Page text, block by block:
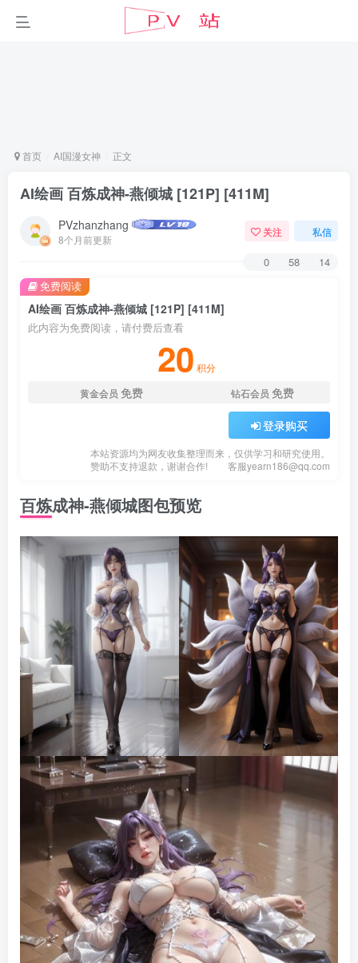
首页 AI国漫女神 正文
AI绘画 百炼成神-燕倾城 [121P] [411M]
PVzhanzhang
8个月前更新
关注 私信
0 58 14
AI绘画 百炼成神-燕倾城 [121P] [411M]
此内容为免费阅读，请付费后查看
20 积分
黄金会员 免费 钻石会员 免费
登录购买
本站资源均为网友收集整理而来，仅供学习和研究使用。
赞助不支持退款，谢谢合作!
客服yearn186@qq.com
免费阅读
百炼成神-燕倾城图包预览